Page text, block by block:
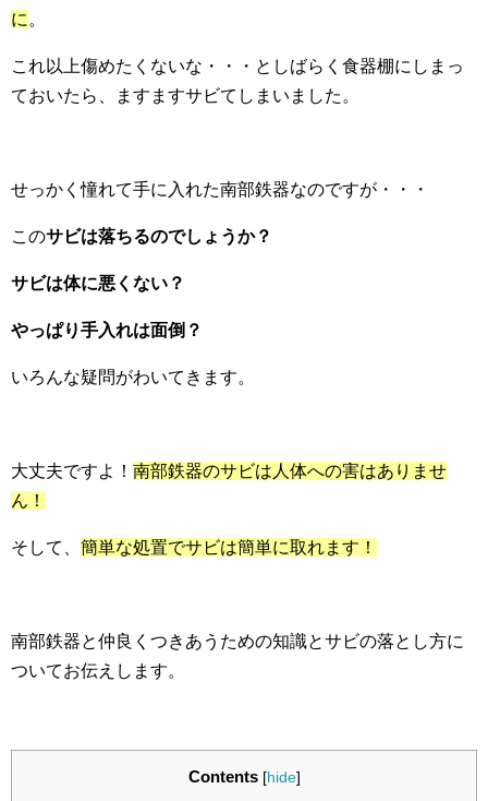
に 。
これ以上傷めたくないな・・・としばらく食器棚にしまっ
ておいたら、ますますサビてしまいました。
せっかく憧れて手に入れた南部鉄器なのですが・・・
このサビは落ちるのでしょうか？
サビは体に悪くない？
やっぱり手入れは面倒？
いろんな疑問がわいてきます。
大丈夫ですよ！ 南部鉄器のサビは人体への害はありませ
ん！
そして、 簡単な処置でサビは簡単に取れます！
南部鉄器と仲良くつきあうための知識とサビの落とし方に
ついてお伝えします。
Contents [hide]